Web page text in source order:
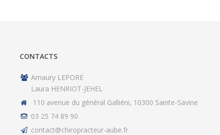
CONTACTS
Amaury LEPORE
Laura HENRIOT-JEHEL
110 avenue du général Galliéni, 10300 Sainte-Savine
03 25 74 89 90
contact@chiropracteur-aube.fr